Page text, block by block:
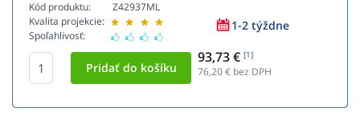
Kód produktu:
Kvalita projekcie:
Spoľahlivosť:
Z42937ML
1-2 týždne
93,73 € [1]
76,20€ bez DPH